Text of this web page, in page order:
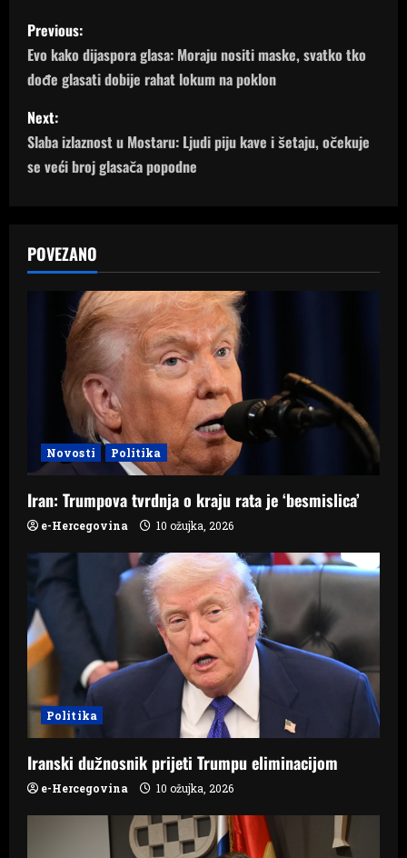
P
o
s
t
n
v
o
n
Previous:
Evo kako dijaspora glasa: Moraju nositi maske, svatko tko
dođe glasati dobije rahat lokum na poklon
Next:
Slaba izlaznost u Mostaru: Ljudi piju kave i šetaju, očekuje
se veći broj glasača popodne
POVEZANO
Novosti Politika
Iran: Trumpova tvrdnja o kraju rata je ‘besmislica’
e-Hercegovina 10 ožujka, 2026
Politika
Iranski dužnosnik prijeti Trumpu eliminacijom
e-Hercegovina 10 ožujka, 2026